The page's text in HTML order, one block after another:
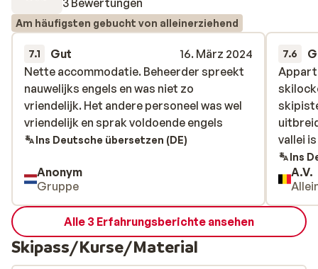
Am häufigsten gebucht von alleinerziehend
7.1 Gut
16. März 2024
Nette accommodatie. Beheerder spreekt
nauwelijks engels en was niet zo
vriendelijk. Het andere personeel was wel
vriendelijk en sprak voldoende engels
Nette accommodatie. Beheerder spreekt
nauwelijks engels en was niet zo
vriendelijk. Het andere personeel was wel
vriendelijk en sprak voldoende engels
Ins Deutsche übersetzen (DE)
Anonym
Gruppe
7.6
vallei
vallei
Ins
A.V.
Alle 3 Erfahrungsberichte ansehen
Skipass/Kurse/Material